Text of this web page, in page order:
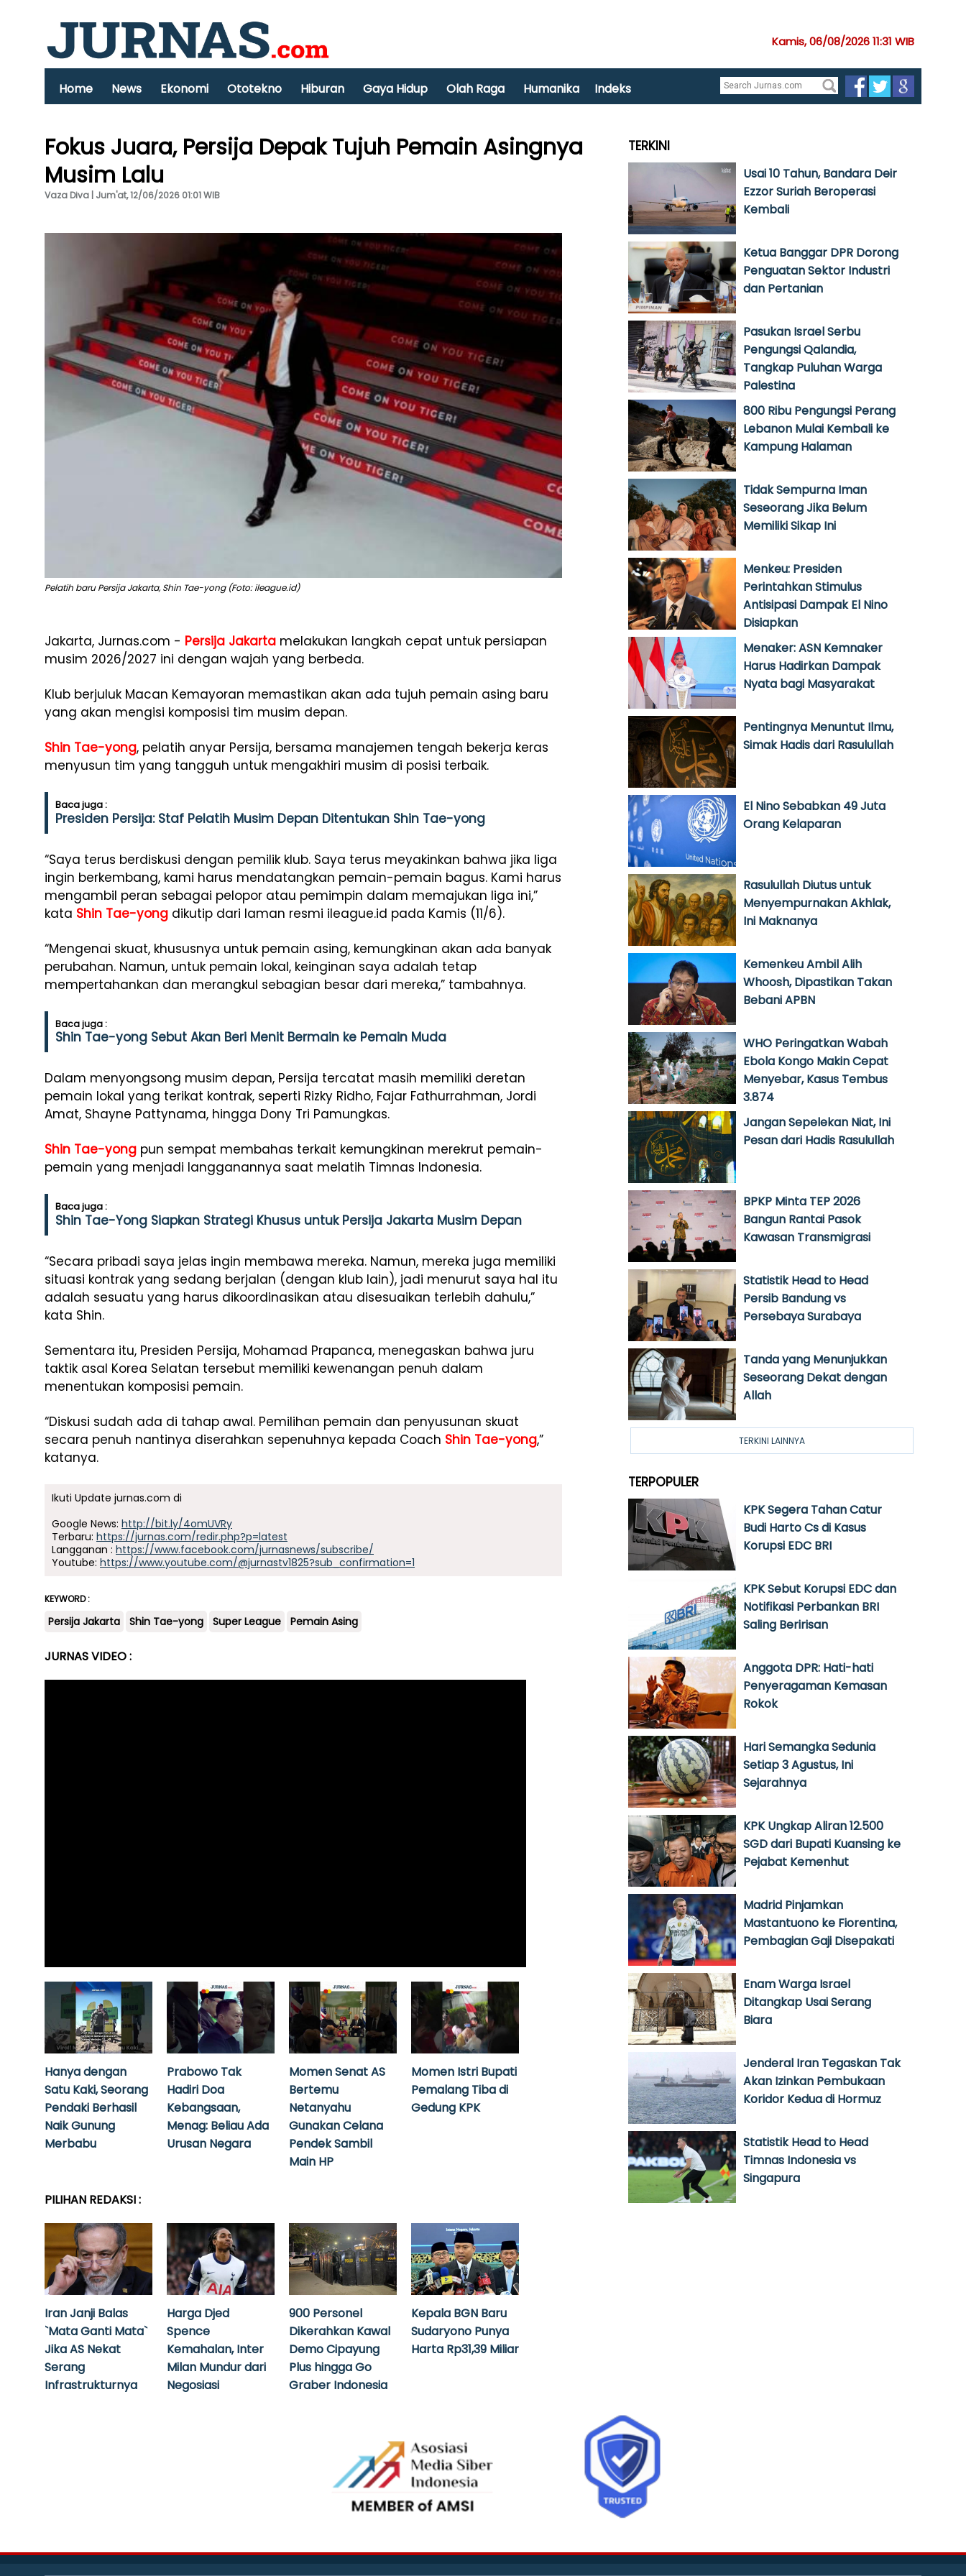
Kamis, 06/08/2026 11:31 WIB
Home News Ekonomi Ototekno Hiburan Gaya Hidup Olah Raga Humanika Indeks
Fokus Juara, Persija Depak Tujuh Pemain Asingnya
Musim Lalu
Vaza Diva | Jum'at, 12/06/2026 01:01 WIB
Pelatih baru Persija Jakarta, Shin Tae-yong (Foto: ileague.id)
Jakarta, Jurnas.com - Persija Jakarta melakukan langkah cepat untuk persiapan
musim 2026/2027 ini dengan wajah yang berbeda.
Klub berjuluk Macan Kemayoran memastikan akan ada tujuh pemain asing baru
yang akan mengisi komposisi tim musim depan.
Shin Tae-yong, pelatih anyar Persija, bersama manajemen tengah bekerja keras
menyusun tim yang tangguh untuk mengakhiri musim di posisi terbaik.
Baca juga :
Presiden Persija: Staf Pelatih Musim Depan Ditentukan Shin Tae-yong
“Saya terus berdiskusi dengan pemilik klub. Saya terus meyakinkan bahwa jika liga
ingin berkembang, kami harus mendatangkan pemain-pemain bagus. Kami harus
mengambil peran sebagai pelopor atau pemimpin dalam memajukan liga ini,”
kata Shin Tae-yong dikutip dari laman resmi ileague.id pada Kamis (11/6).
“Mengenai skuat, khususnya untuk pemain asing, kemungkinan akan ada banyak
perubahan. Namun, untuk pemain lokal, keinginan saya adalah tetap
mempertahankan dan merangkul sebagian besar dari mereka,” tambahnya.
Baca juga :
Shin Tae-yong Sebut Akan Beri Menit Bermain ke Pemain Muda
Dalam menyongsong musim depan, Persija tercatat masih memiliki deretan
pemain lokal yang terikat kontrak, seperti Rizky Ridho, Fajar Fathurrahman, Jordi
Amat, Shayne Pattynama, hingga Dony Tri Pamungkas.
Shin Tae-yong pun sempat membahas terkait kemungkinan merekrut pemain-
pemain yang menjadi langganannya saat melatih Timnas Indonesia.
Baca juga :
Shin Tae-Yong Siapkan Strategi Khusus untuk Persija Jakarta Musim Depan
“Secara pribadi saya jelas ingin membawa mereka. Namun, mereka juga memiliki
situasi kontrak yang sedang berjalan (dengan klub lain), jadi menurut saya hal itu
adalah sesuatu yang harus dikoordinasikan atau disesuaikan terlebih dahulu,”
kata Shin.
Sementara itu, Presiden Persija, Mohamad Prapanca, menegaskan bahwa juru
taktik asal Korea Selatan tersebut memiliki kewenangan penuh dalam
menentukan komposisi pemain.
“Diskusi sudah ada di tahap awal. Pemilihan pemain dan penyusunan skuat
secara penuh nantinya diserahkan sepenuhnya kepada Coach Shin Tae-yong,”
katanya.
Ikuti Update jurnas.com di
Google News: http://bit.ly/4omUVRy
Terbaru: https://jurnas.com/redir.php?p=latest
Langganan : https://www.facebook.com/jurnasnews/subscribe/
Youtube: https://www.youtube.com/@jurnastv1825?sub_confirmation=1
KEYWORD :
Persija Jakarta Shin Tae-yong Super League Pemain Asing
JURNAS VIDEO :
Hanya dengan
Satu Kaki, Seorang
Pendaki Berhasil
Naik Gunung
Merbabu
Prabowo Tak
Hadiri Doa
Kebangsaan,
Menag: Beliau Ada
Urusan Negara
Momen Senat AS
Bertemu
Netanyahu
Gunakan Celana
Pendek Sambil
Main HP
Momen Istri Bupati
Pemalang Tiba di
Gedung KPK
PILIHAN REDAKSI :
Iran Janji Balas
`Mata Ganti Mata`
Jika AS Nekat
Serang
Infrastrukturnya
Harga Djed
Spence
Kemahalan, Inter
Milan Mundur dari
Negosiasi
900 Personel
Dikerahkan Kawal
Demo Cipayung
Plus hingga Go
Graber Indonesia
Kepala BGN Baru
Sudaryono Punya
Harta Rp31,39 Miliar
TERKINI
Usai 10 Tahun, Bandara Deir
Ezzor Suriah Beroperasi
Kembali
Ketua Banggar DPR Dorong
Penguatan Sektor Industri
dan Pertanian
Pasukan Israel Serbu
Pengungsi Qalandia,
Tangkap Puluhan Warga
Palestina
800 Ribu Pengungsi Perang
Lebanon Mulai Kembali ke
Kampung Halaman
Tidak Sempurna Iman
Seseorang Jika Belum
Memiliki Sikap Ini
Menkeu: Presiden
Perintahkan Stimulus
Antisipasi Dampak El Nino
Disiapkan
Menaker: ASN Kemnaker
Harus Hadirkan Dampak
Nyata bagi Masyarakat
Pentingnya Menuntut Ilmu,
Simak Hadis dari Rasulullah
El Nino Sebabkan 49 Juta
Orang Kelaparan
Rasulullah Diutus untuk
Menyempurnakan Akhlak,
Ini Maknanya
Kemenkeu Ambil Alih
Whoosh, Dipastikan Takan
Bebani APBN
WHO Peringatkan Wabah
Ebola Kongo Makin Cepat
Menyebar, Kasus Tembus
3.874
Jangan Sepelekan Niat, Ini
Pesan dari Hadis Rasulullah
BPKP Minta TEP 2026
Bangun Rantai Pasok
Kawasan Transmigrasi
Statistik Head to Head
Persib Bandung vs
Persebaya Surabaya
Tanda yang Menunjukkan
Seseorang Dekat dengan
Allah
TERKINI LAINNYA
TERPOPULER
KPK Segera Tahan Catur
Budi Harto Cs di Kasus
Korupsi EDC BRI
KPK Sebut Korupsi EDC dan
Notifikasi Perbankan BRI
Saling Beririsan
Anggota DPR: Hati-hati
Penyeragaman Kemasan
Rokok
Hari Semangka Sedunia
Setiap 3 Agustus, Ini
Sejarahnya
KPK Ungkap Aliran 12.500
SGD dari Bupati Kuansing ke
Pejabat Kemenhut
Madrid Pinjamkan
Mastantuono ke Fiorentina,
Pembagian Gaji Disepakati
Enam Warga Israel
Ditangkap Usai Serang
Biara
Jenderal Iran Tegaskan Tak
Akan Izinkan Pembukaan
Koridor Kedua di Hormuz
Statistik Head to Head
Timnas Indonesia vs
Singapura